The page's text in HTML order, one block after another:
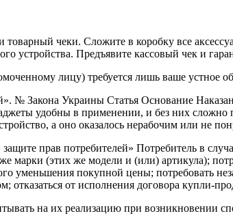
чеки. Сложите в коробку все
устройства. Предъявите кассовый чек и
лицу) требуется лишь ваше устное
№ Закона Украины Статья Основание
удобны в применении, и без них сложно
а оно оказалось нерабочим или не
прав потребителей» Потребитель в
марки (этих же модели и (или) артикула);
уменьшения покупной цены; потребовать
от исполнения договора купли-
на их реализацию при возникновении